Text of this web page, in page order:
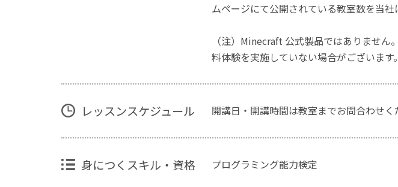
ムページにて公開されている教室数を当
（注）Minecraft 公式製品ではありませ
料体験を実施していない場合がございます。
レッスンスケジュール 開講日・開講時間は教室までお問合わせく
身につくスキル・資格 プログラミング能力検定